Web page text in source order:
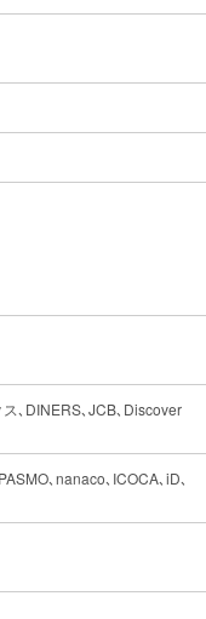
､DINERS､JCB､Discover
､nanaco､ICOCA､iD､